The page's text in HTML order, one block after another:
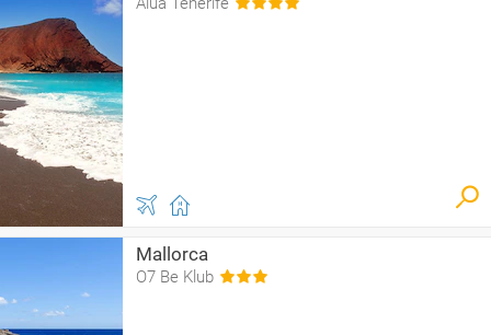
Mallorca
O7 Be Klub